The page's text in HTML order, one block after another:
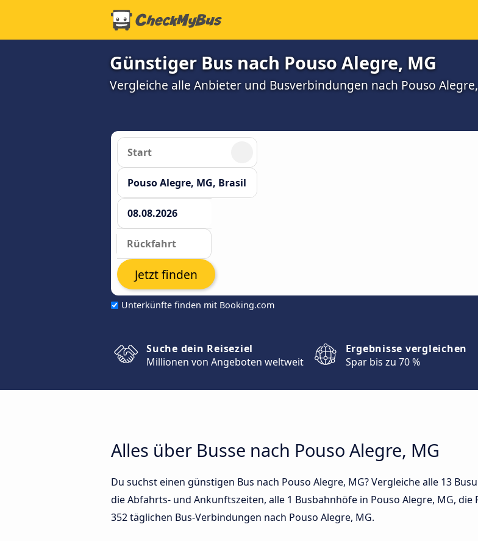
Günstiger Bus nach Pouso Alegre, MG
Vergleiche alle Anbieter und Busverbindungen nach Pouso
Unterkünfte finden mit Booking.com
Jetzt finden
Suche dein Reiseziel
Millionen von Angeboten weltweit
Ergebnisse vergleichen
Spar bis zu 70 %
Alles über Busse nach Pouso Alegre, MG
Du suchst einen günstigen Bus nach Pouso Alegre, MG? Vergleiche alle 13
die Abfahrts- und Ankunftszeiten, alle 1 Busbahnhöfe in Pouso Alegre, MG,
352 täglichen Bus-Verbindungen nach Pouso Alegre, MG.